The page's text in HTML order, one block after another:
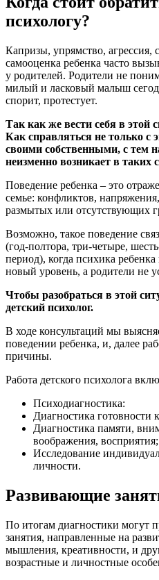
психологу?
Капризы, упрямство, агрессия,
самооценка ребенка часто
у родителей. Родители не
милый и ласковый малыш
спорит, протестует.
Так как же вести себя в этой
Как справляться не только с
своими собственными, с тем
неизменно возникает в таких
Поведение ребенка – это
семье: конфликтов,
размытых или отсутствующих
Возможно, такое поведение
(год-полтора, три-четыре,
период), когда психика
новый уровень, а родители не
Чтобы разобраться в этой
детский психолог.
В ходе консультаций мы
поведении ребенка, и, далее
причины.
Работа детского психолога
Психодиагностика:
Диагностика готовности
Диагностика памяти,
воображения, восприятия;
Исследование
личности.
Развивающие
По итогам диагностики могут
занятия, направленные на
мышления, креативности, и
возрастные и личностные